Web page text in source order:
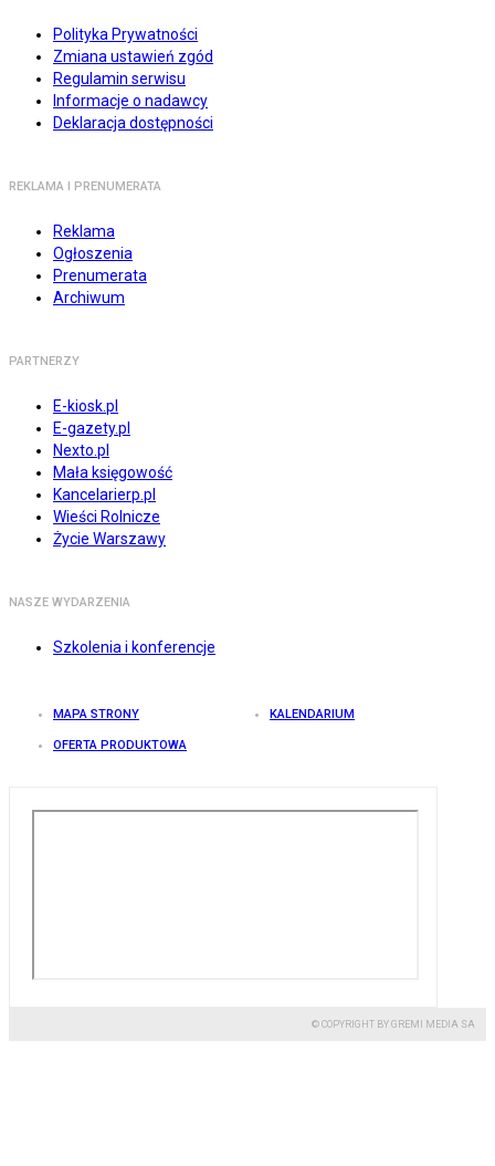
Polityka Prywatności
Zmiana ustawień zgód
Regulamin serwisu
Informacje o nadawcy
Deklaracja dostępności
REKLAMA I PRENUMERATA
Reklama
Ogłoszenia
Prenumerata
Archiwum
PARTNERZY
E-kiosk.pl
E-gazety.pl
Nexto.pl
Mała księgowość
Kancelarierp.pl
Wieści Rolnicze
Życie Warszawy
NASZE WYDARZENIA
Szkolenia i konferencje
MAPA STRONY KALENDARIUM
OFERTA PRODUKTOWA
© COPYRIGHT BY GREMI MEDIA SA